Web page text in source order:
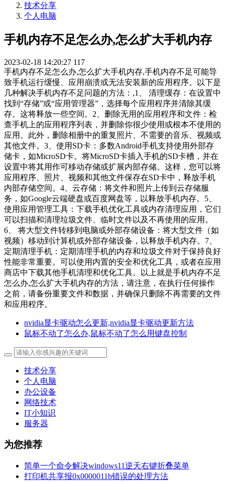
技术分享
个人电脑
手机内存不足怎么办,怎么扩大手机内存
2023-02-18 14:20:27 117
手机内存不足怎么办,怎么扩大手机内存,手机内存不足可能导
致手机运行缓慢、应用崩溃或无法安装新的应用程序。以下是
几种解决手机内存不足问题的方法：,1、 清理缓存：在设置中
找到“存储”或“应用管理器”，选择每个应用程序并清除其缓
存。这将释放一些空间。2、删除无用的应用程序和文件：检
查手机上的应用程序列表，并删除你很少使用或根本不使用的
应用。此外，删除相册中的重复照片、不需要的音乐、视频或
其他文件。3、使用SD卡：多数Android手机支持使用外部存
储卡，如MicroSD卡。将MicroSD卡插入手机的SD卡槽，并在
设置中将其用作可移动存储或扩展内部存储。这样，您可以将
应用程序、照片、视频和其他文件保存在SD卡中，释放手机
内部存储空间。4、云存储：将文件和照片上传到云存储服
务，如Google云端硬盘或百度网盘等，以释放手机内存。5、
使用应用管理工具：下载手机优化工具或内存清理应用，它们
可以扫描和清理垃圾文件、临时文件以及不再使用的应用。
6、 将大型文件转移到电脑或外部存储设备：将大型文件（如
视频）移动到计算机或外部存储设备，以释放手机内存。7、
定期清理手机：定期清理手机的内存和垃圾文件对于保持良好
性能非常重要。可以使用内置的安全和优化工具，或者在应用
商店中下载其他手机清理和优化工具。以上就是手机内存不足
怎么办,怎么扩大手机内存的方法，请注意，在执行任何操作
之前，请备份重要文件和数据，并确保只删除不再需要的文件
和应用程序。
nvidia显卡驱动怎么更新,nvidia显卡驱动更新方法
鼠标不动了怎么办,鼠标不动了怎么用键盘控制
技术分享
个人电脑
办公设备
网络技术
IT小知识
服务器
为您推荐
简单一个命令解决windows11逆天右键折叠菜单
打印机共享报0x0000011b错误的处理方法